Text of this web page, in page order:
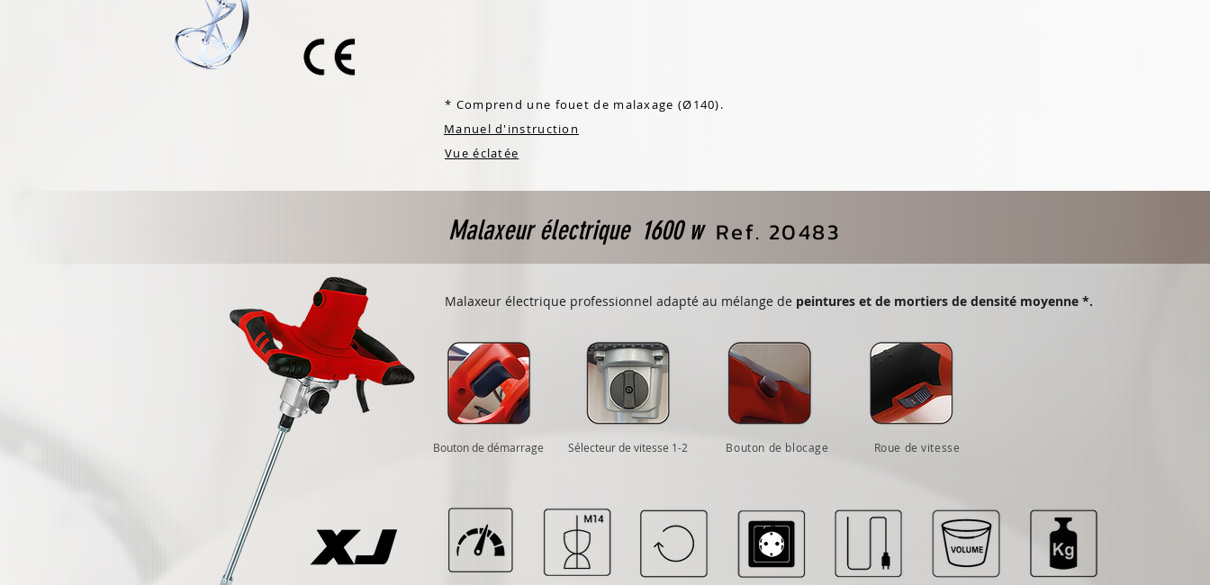
* Comprend une fouet de malaxage (Ø140).
Manuel d'instruction
Vue éclatée
Malaxeur électrique professionnel adapté au mélange de peintures et de mortiers de densité moyenne *.
Sélecteur de vitesse 1-2
Bouton de démarrage Bouton de blocage Roue de vitesse
Malaxeur électrique 1600 w Ref. 20483